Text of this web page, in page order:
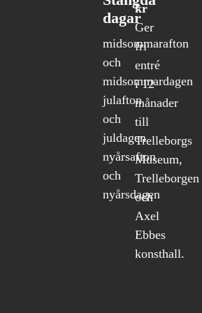
dagar
midsommarafton
och
midsommardagen
julafton
och
juldagen
nyårsafton
och
nyårsdagen
kr
Ger
fri
entré
i 12
månader
till
Trelleborgs
Museum,
Trelleborgen
och
Axel
Ebbes
konsthall.